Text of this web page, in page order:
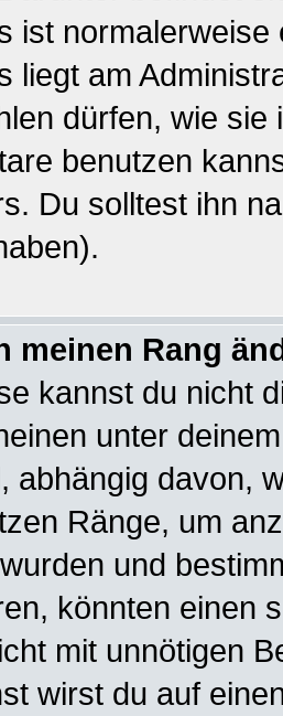
ist
liegt am
dürfen, wie
benutzen
Du solltest ihn
meinen Rang
kannst du nicht
unter
abhängig davon,
Ränge, um
und
könnten einen
mit unnötigen
wirst du auf